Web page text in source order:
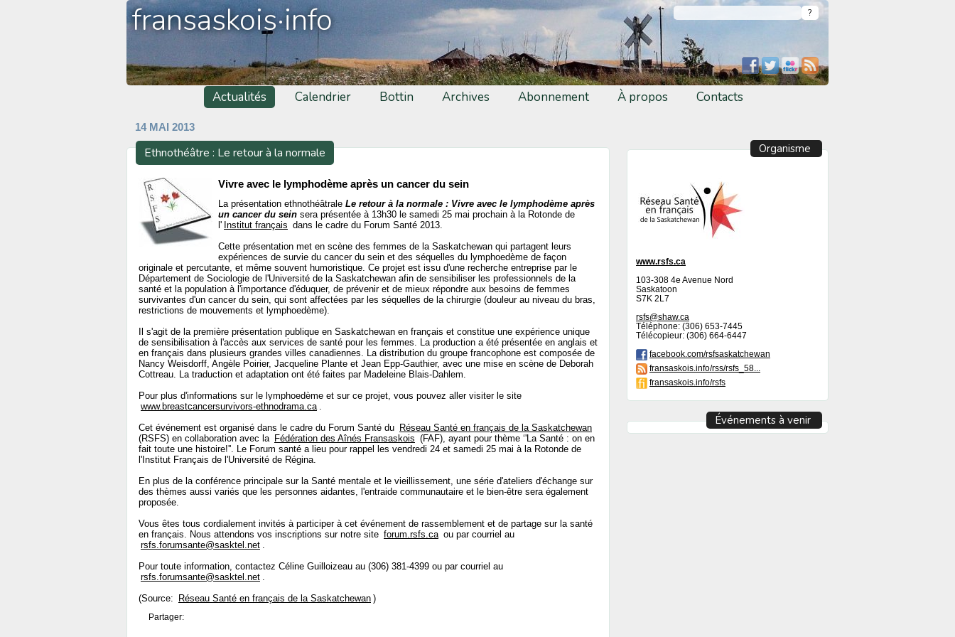
fransaskois·info
Actualités Calendrier Bottin Archives Abonnement À propos Contacts
14 MAI 2013
Ethnothéâtre : Le retour à la normale
Vivre avec le lymphodème après un cancer du sein
La présentation ethnothéâtrale Le retour à la normale : Vivre avec le lymphodème après
un cancer du sein sera présentée à 13h30 le samedi 25 mai prochain à la Rotonde de
l' Institut français dans le cadre du Forum Santé 2013.
Cette présentation met en scène des femmes de la Saskatchewan qui partagent leurs
expériences de survie du cancer du sein et des séquelles du lymphoedème de façon
originale et percutante, et même souvent humoristique. Ce projet est issu d'une recherche entreprise par le
Département de Sociologie de l'Université de la Saskatchewan afin de sensibiliser les professionnels de la
santé et la population à l'importance d'éduquer, de prévenir et de mieux répondre aux besoins de femmes
survivantes d'un cancer du sein, qui sont affectées par les séquelles de la chirurgie (douleur au niveau du bras,
restrictions de mouvements et lymphoedème).
Il s'agit de la première présentation publique en Saskatchewan en français et constitue une expérience unique
de sensibilisation à l'accès aux services de santé pour les femmes. La production a été présentée en anglais et
en français dans plusieurs grandes villes canadiennes. La distribution du groupe francophone est composée de
Nancy Weisdorff, Angèle Poirier, Jacqueline Plante et Jean Epp-Gauthier, avec une mise en scène de Deborah
Cottreau. La traduction et adaptation ont été faites par Madeleine Blais-Dahlem.
Pour plus d'informations sur le lymphoedème et sur ce projet, vous pouvez aller visiter le site
www.breastcancersurvivors-ethnodrama.ca .
Cet événement est organisé dans le cadre du Forum Santé du Réseau Santé en français de la Saskatchewan
(RSFS) en collaboration avec la Fédération des Aînés Fransaskois (FAF), ayant pour thème ‘'La Santé : on en
fait toute une histoire!''. Le Forum santé a lieu pour rappel les vendredi 24 et samedi 25 mai à la Rotonde de
l'Institut Français de l'Université de Régina.
En plus de la conférence principale sur la Santé mentale et le vieillissement, une série d'ateliers d'échange sur
des thèmes aussi variés que les personnes aidantes, l'entraide communautaire et le bien-être sera également
proposée.
Vous êtes tous cordialement invités à participer à cet événement de rassemblement et de partage sur la santé
en français. Nous attendons vos inscriptions sur notre site forum.rsfs.ca ou par courriel au
rsfs.forumsante@sasktel.net .
Pour toute information, contactez Céline Guilloizeau au (306) 381-4399 ou par courriel au
rsfs.forumsante@sasktel.net .
(Source: Réseau Santé en français de la Saskatchewan )
Partager:
Organisme
www.rsfs.ca
103-308 4e Avenue Nord
Saskatoon
S7K 2L7
rsfs@shaw.ca
Téléphone: (306) 653-7445
Télécopieur: (306) 664-6447
facebook.com/rsfsaskatchewan
fransaskois.info/rss/rsfs_58...
fransaskois.info/rsfs
Événements à venir